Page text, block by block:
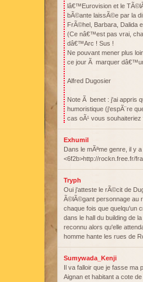
lâ€™Eurovision et le
bÃ©ante laissÃ©e par la
FrÃ©hel, Barbara, Dalida
(Ce nâ€™est pas vrai,
dâ€™Arc ! Sus !
Ne pouvant mener plus
ce jour Ã marquer
Alfred Dugosier
Note Ã benet : j'ai appris
humoristique (j'espÃ¨re
cas oÃ¹ vous
Exhumil
Dans le mÃªme genre, il y
<6f2b>http://rockn.free.fr/
Tryph
Oui j'atteste le rÃ©cit de
Ã©lÃ©gant personnage au
chaque fois que quelqu'un
dans le hall du building de
reconnu alors qu'elle
homme hante les rues de
Sumywada_Kenji
Il va falloir que je fasse ma
Aignan et habitant a cote